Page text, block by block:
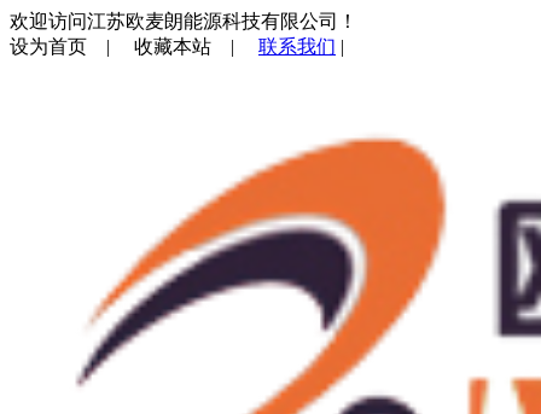
欢迎访问江苏欧麦朗能源科技有限公司！
设为首页 | 收藏本站 | 联系我们 |